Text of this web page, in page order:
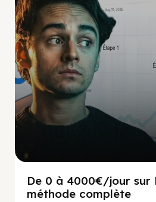
De 0 à 4000€/jour sur
méthode complète